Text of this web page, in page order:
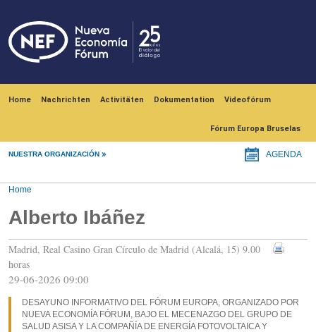
Home Nachrichten Activitäten Dokumentation Videofórum
Fórum Europa Bruselas
NUESTRA ORGANIZACIÓN AGENDA
Home
Alberto Ibáñez
Madrid, Real Casino Gran Círculo de Madrid (Alcalá, 15) 9.00
horas
29-06-2026 09:00
DESAYUNO INFORMATIVO DEL FÓRUM EUROPA, ORGANIZADO POR
NUEVA ECONOMÍA FÓRUM, BAJO EL MECENAZGO DEL GRUPO DE
SALUD ASISA Y LA COMPAÑÍA DE ENERGÍA FOTOVOLTAICA Y